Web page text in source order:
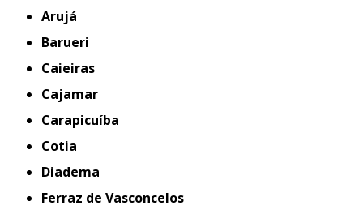
Arujá
Barueri
Caieiras
Cajamar
Carapicuíba
Cotia
Diadema
Ferraz de Vasconcelos